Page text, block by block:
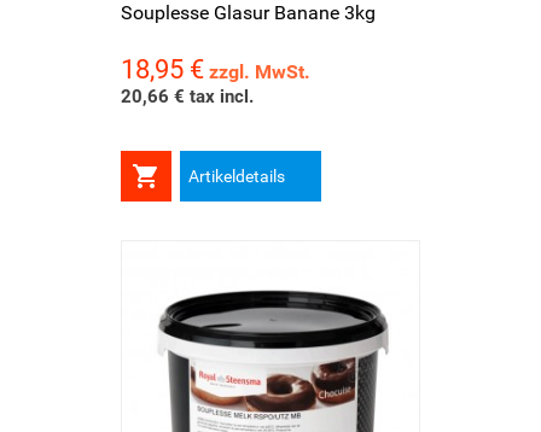
Souplesse Glasur Banane 3kg
Preis
18,95 € zzgl. MwSt.
20,66 € tax incl.
 Artikeldetails